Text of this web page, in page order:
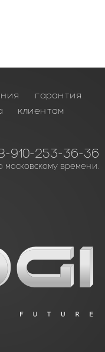
гарантия
клиентам
910-253-36-36
московскому времени.